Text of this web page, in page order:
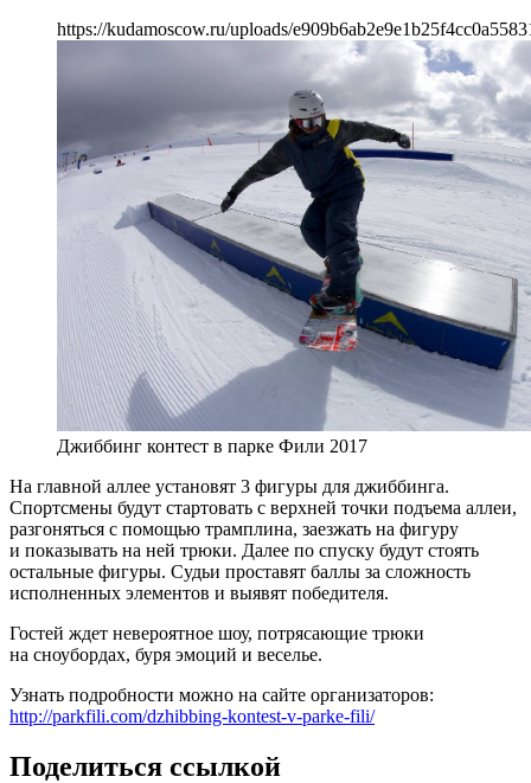
https://kudamoscow.ru/uploads/
Джиббинг контест в парке Фили 2017
На главной аллее установят 3 фигуры для джиббинга.
Спортсмены будут стартовать с верхней точки подъема аллеи,
разгоняться с помощью трамплина, заезжать на фигуру
и показывать на ней трюки. Далее по спуску будут стоять
остальные фигуры. Судьи проставят баллы за сложность
исполненных элементов и выявят победителя.
Гостей ждет невероятное шоу, потрясающие трюки
на сноубордах, буря эмоций и веселье.
Узнать подробности можно на сайте организаторов:
http://parkfili.com/dzhibbing-kontest-v-parke-fili/
Поделиться ссылкой